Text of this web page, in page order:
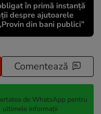
în primă instanță
despre ajutoarele
din bani publici”
Comentează
de WhatsApp pentru
ultimele informații